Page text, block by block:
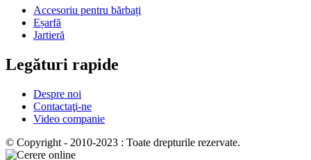
Accesoriu pentru bărbați
Eșarfă
Jartieră
Legături rapide
Despre noi
Contactaţi-ne
Video companie
© Copyright - 2010-2023 : Toate drepturile rezervate.